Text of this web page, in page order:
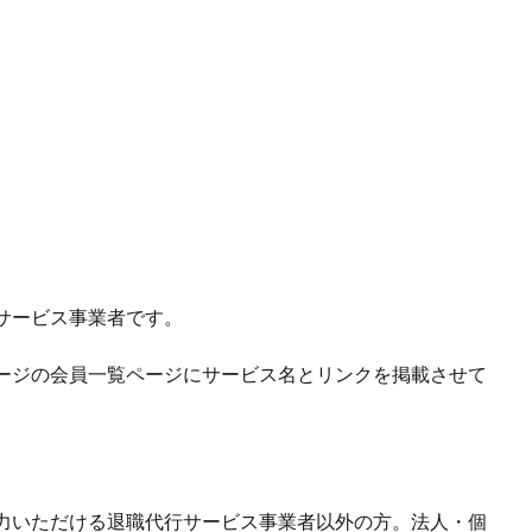
ビス事業者です。
の会員一覧ページにサービス名とリンクを掲載させて
ただける退職代行サービス事業者以外の方。法人・個